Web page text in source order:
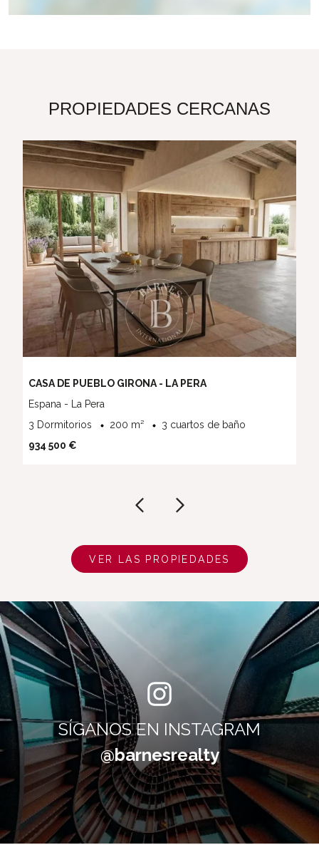
PROPIEDADES CERCANAS
CASA DE PUEBLO GIRONA - LA PERA
Espana - La Pera
3 Dormitorios
200 m²
3 cuartos de baño
934 500 €
VER LAS PROPIEDADES
SÍGANOS EN INSTAGRAM
@barnesrealty